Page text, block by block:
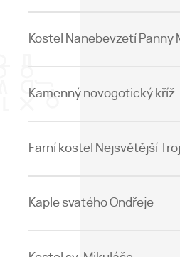
Kostel Nanebevzetí Panny
Kamenný novogotický kříž
Farní kostel Nejsvětější
Kaple svatého Ondřeje